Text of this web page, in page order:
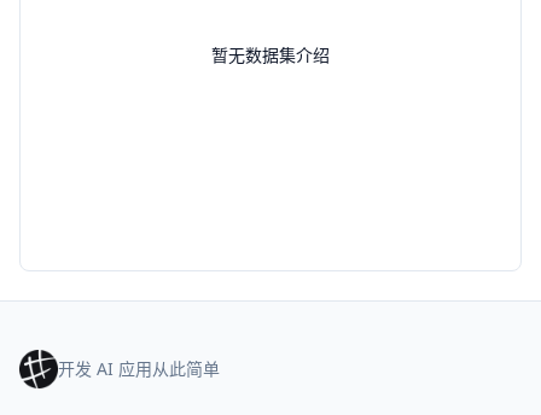
暂无数据集介绍
开发 AI 应用从此简单